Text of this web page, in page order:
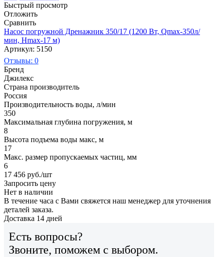
Быстрый просмотр
Отложить
Сравнить
Насос погружной Дренажник 350/17 (1200 Вт, Qmax-350л/
мин, Hmax-17 м)
Артикул: 5150
Отзывы: 0
Бренд
Джилекс
Страна производитель
Россия
Производительность воды, л/мин
350
Максимальная глубина погружения, м
8
Высота подъема воды макс, м
17
Макс. размер пропускаемых частиц, мм
6
17 456 руб./шт
Запросить цену
Нет в наличии
В течение часа с Вами свяжется наш менеджер для уточнения
деталей заказа.
Доставка 14 дней
Есть вопросы?
Звоните, поможем с выбором.